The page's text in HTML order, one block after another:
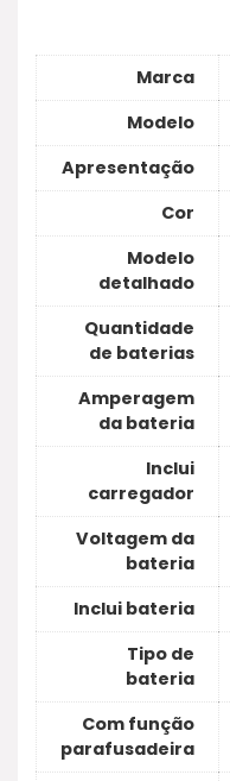
Marca
Modelo
Apresentação
Cor
Modelo
detalhado
Quantidade
de baterias
Amperagem
da bateria
Inclui
carregador
Voltagem da
bateria
Inclui bateria
Tipo de
bateria
Com função
parafusadeira